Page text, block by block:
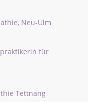
Neu-Ulm
für
Tettnang